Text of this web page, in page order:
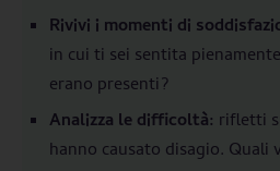
Rivivi i momenti di
in cui ti sei sentita
erano presenti?
Analizza le difficoltà: rifletti
hanno causato disagio. Quali